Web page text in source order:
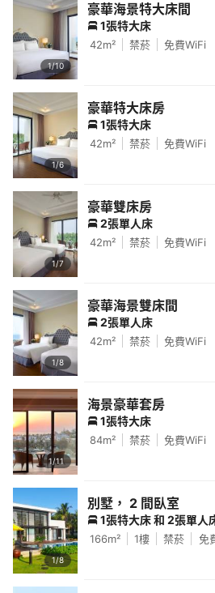
1/10
豪華海景特大床間
1張特大床
42m² 禁菸 免費WiFi
1/6
豪華特大床房
1張特大床
42m² 禁菸 免費WiFi
1/7
豪華雙床房
2張單人床
42m² 禁菸 免費WiFi
1/8
豪華海景雙床間
2張單人床
42m² 禁菸 免費WiFi
1/11
海景豪華套房
1張特大床
84m² 禁菸 免費WiFi
1/8
別墅， 2 間臥室
1張特大床 和 2張單人
166m² 1樓 禁菸 免